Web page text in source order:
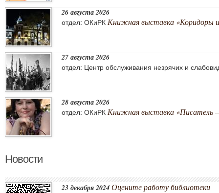
26 августа 2026
отдел: ОКиРК Книжная выставка «Коридоры
27 августа 2026
отдел: Центр обслуживания незрячих и
28 августа 2026
отдел: ОКиРК Книжная выставка «Писатель
Новости
23 декабря 2024 Оцените работу библиотеки